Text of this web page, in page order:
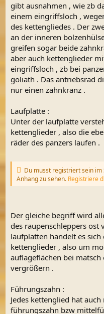
gibt ausnahmen , wie zb
einem eingriffsloch ,
des kettengliedes . Der
an der inneren
greifen sogar beide
aber auch kettenglieder
eingriffsloch , zb bei
goliath . Das antriebsrad
nur einen zahnkranz .
Laufplatte :
Unter der laufplatte
kettenglieder , also die
räder des panzers laufen .
Du musst registriert sein
Anhang zu sehen. Registriere
Der gleiche begriff wird
des raupenschleppers ost
laufplatten handelt es
kettenglieder , also um
auflageflächen bei
vergrößern .
Führungszahn :
Jedes kettenglied hat
führungszahn bzw